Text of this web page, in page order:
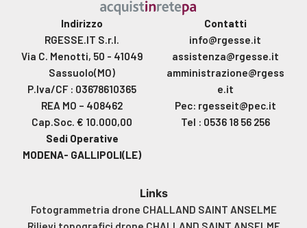
Indirizzo
RGESSE.IT S.r.l.
Via C. Menotti, 50 - 41049
Sassuolo(MO)
P.Iva/CF : 03678610365
REA MO – 408462
Cap.Soc. € 10.000,00
Sedi Operative
MODENA- GALLIPOLI(LE)
Contatti
info@rgesse.it
assistenza@rgesse.it
amministrazione@rgess
e.it
Pec: rgesseit@pec.it
Tel : 0536 18 56 256
Links
Fotogrammetria drone CHALLAND SAINT ANSELME